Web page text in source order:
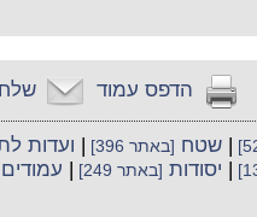
הדפס עמוד
| שטח [באתר 396] | ועדות
| יסודות [באתר 249] | עמודים